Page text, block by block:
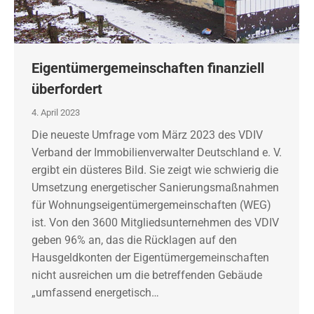
Eigentümergemeinschaften finanziell
überfordert
4. April 2023
Die neueste Umfrage vom März 2023 des VDIV
Verband der Immobilienverwalter Deutschland e. V.
ergibt ein düsteres Bild. Sie zeigt wie schwierig die
Umsetzung energetischer Sanierungsmaßnahmen
für Wohnungseigentümergemeinschaften (WEG)
ist. Von den 3600 Mitgliedsunternehmen des VDIV
geben 96% an, das die Rücklagen auf den
Hausgeldkonten der Eigentümergemeinschaften
nicht ausreichen um die betreffenden Gebäude
„umfassend energetisch…